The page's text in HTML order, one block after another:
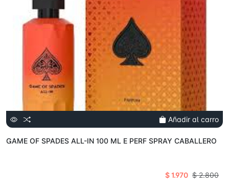
Añadir al carro
GAME OF SPADES ALL-IN 100 ML E PERF SPRAY CABALLERO
$ 1.970 $ 2.800